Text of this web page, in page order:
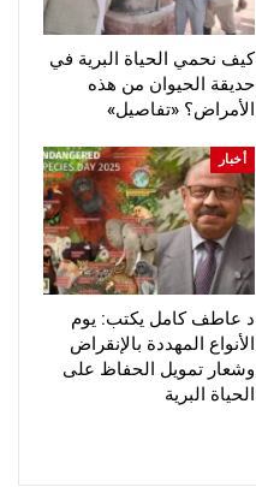
كيف نحمي الحياة البرية في
حديقة الحيوان من هذه
الأمراض؟ «تفاصيل»
أخبار
د عاطف كامل يكتب: يوم
الأنواع المهددة بالإنقراض
وشعار تمويل الحفاظ على
الحياة البرية